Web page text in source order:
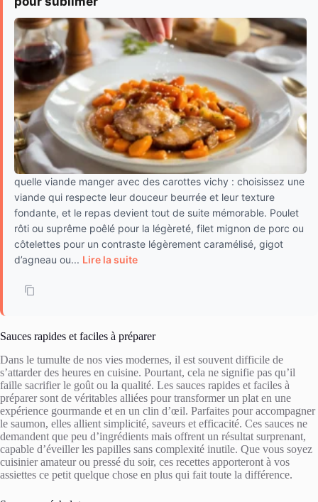
quelle viande manger avec des carottes vichy : choisissez une
viande qui respecte leur douceur beurrée et leur texture
fondante, et le repas devient tout de suite mémorable. Poulet
rôti ou suprême poêlé pour la légèreté, filet mignon de porc ou
côtelettes pour un contraste légèrement caramélisé, gigot
d’agneau ou... Lire la suite
Sauces rapides et faciles à préparer
Dans le tumulte de nos vies modernes, il est souvent difficile de
s’attarder des heures en cuisine. Pourtant, cela ne signifie pas qu’il
faille sacrifier le goût ou la qualité. Les sauces rapides et faciles à
préparer sont de véritables alliées pour transformer un plat en une
expérience gourmande et en un clin d’œil. Parfaites pour accompagner
le saumon, elles allient simplicité, saveurs et efficacité. Ces sauces ne
demandent que peu d’ingrédients mais offrent un résultat surprenant,
capable d’éveiller les papilles sans complexité inutile. Que vous soyez
cuisinier amateur ou pressé du soir, ces recettes apporteront à vos
assiettes ce petit quelque chose en plus qui fait toute la différence.